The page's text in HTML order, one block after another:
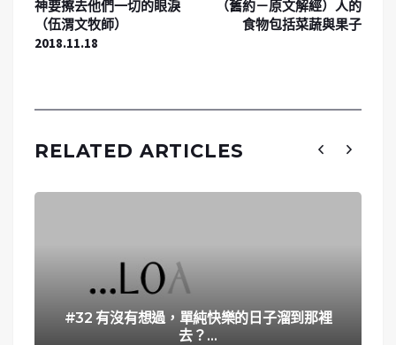
神要擦去他們一切的眼淚
（伍渭文牧師）
2018.11.18
（舊約－原文解經）人的
食物包括菜蔬與果子
RELATED ARTICLES
#32 有沒有想過，單純快樂的日子溜到那裡
去？…